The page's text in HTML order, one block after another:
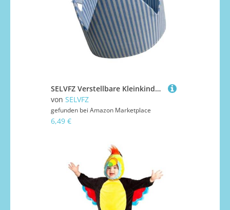
SELVFZ Verstellbare Kleinkindparty Stirnbänder Säuglingskronen Stirnbänder Sanft Auf Kopfbedeckung Für Geburtstage Und Feiertage Baumwollkinderkronen Kopfstück
von SELVFZ
gefunden bei Amazon Marketplace
6,49 €